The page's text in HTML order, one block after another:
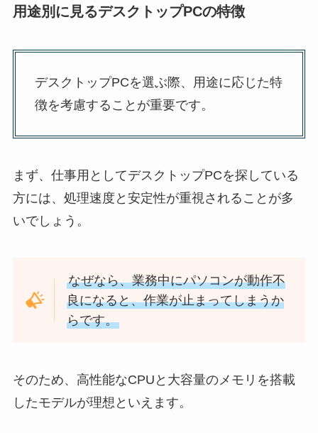
用途別に見るデスクトップPCの特徴
デスクトップPCを選ぶ際、用途に応じた特
徴を考慮することが重要です。
まず、仕事用としてデスクトップPCを探している
方には、処理速度と安定性が重視されることが多
いでしょう。
なぜなら、業務中にパソコンが動作不
良になると、作業が止まってしまうか
らです。
そのため、高性能なCPUと大容量のメモリを搭載
したモデルが理想といえます。